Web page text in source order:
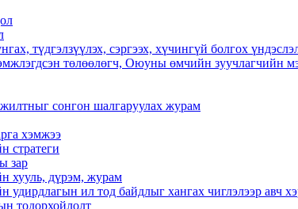
түдгэлзүүлэх, сэргээх, хүчингүй болгох
төлөөлөгч, Оюуны өмчийн зуучлагчийн
сонгон шалгаруулах журам
хэмжээ
стратеги
зар
хууль, дүрэм, журам
удирдлагын ил тод байдлыг хангах чиглэлээр авч
тодорхойлолт